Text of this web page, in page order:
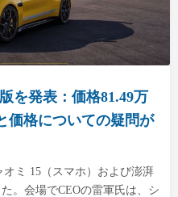
を発表：価格81.49万
価格についての疑問が
ミ 15（スマホ）および澎湃
。会場でCEOの雷軍氏は、シ